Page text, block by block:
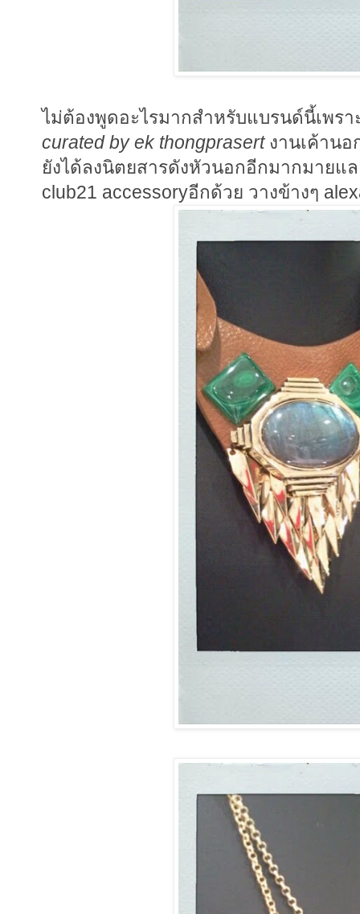
ไม่ต้องพูดอะไรมากสำหรับแบรนด์นี้เพรา
curated by ek thongprasertงานเค้านอ
ยังได้ลงนิตยสารดังหัวนอกอีกมากมายแ
club21 accessoryอีกด้วย วางข้างๆ